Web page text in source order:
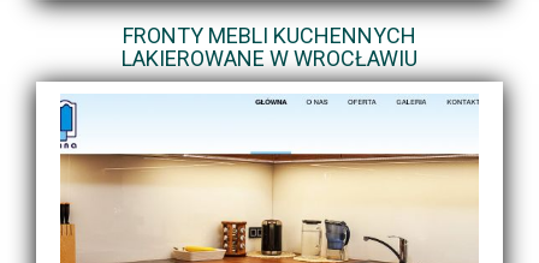
FRONTY MEBLI KUCHENNYCH
LAKIEROWANE W WROCŁAWIU